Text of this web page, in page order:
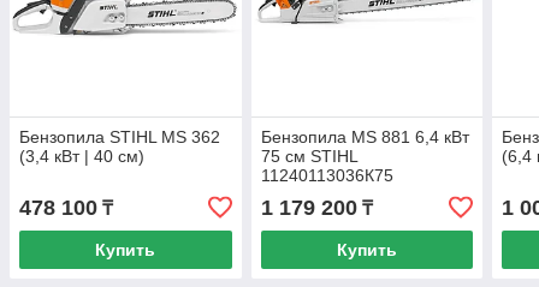
Бензопила STIHL MS 362
(3,4 кВт | 40 см)
478 100 ₸
Купить
Бензопила MS 881 6,4 кВт
75 см STIHL
11240113036К75
1 179 200₸
Купить
(6,4
1